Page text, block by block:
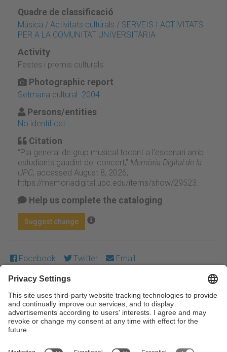
Quadre de classificació
Música / Activitats culturals / SERVEIS I ACTIVITATS
PER A LA COMUNITAT UNIVERSITÀRIA
Activity
Festes i premis culturals
Photographic report
Setmana cultural. 2004
Persons/entities
No identificat
Citation
“Pla general de grup musical tocant a l'escenari amb
estudiants gaudint del concert,” Memòria Digital de la
UPC, accessed August 8, 2026,
https://memoriadigital.upc.edu/items/show/29523
Help us complete the cataloging
Suggest change
Facebook Twitter Email
Except where otherwise noted, content on this work is
licensed under a Creative Commons license:Attribution-
NonCommercial-NoDerivs 4.0 Generic